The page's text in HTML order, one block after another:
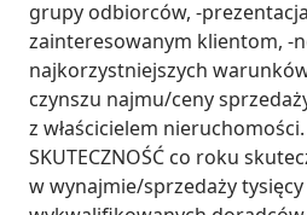
grupy odbiorców, -
zainteresowanym klientom, -
najkorzystniejszych
czynszu najmu/ceny
z właścicielem nieruchomości.
SKUTECZNOŚĆ co roku
w wynajmie/sprzedaży tysięcy